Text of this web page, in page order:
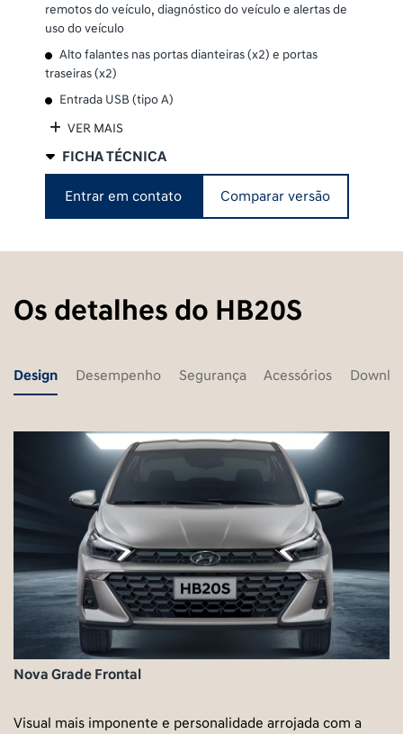
remotos do veículo, diagnóstico do veículo e alertas de
uso do veículo
Alto falantes nas portas dianteiras (x2) e portas
traseiras (x2)
Entrada USB (tipo A)
VER MAIS
FICHA TÉCNICA
Entrar em contato Comparar versão
Os detalhes do HB20S
Design Desempenho Segurança Acessórios
Nova Grade Frontal
Visual mais imponente e personalidade arrojada com a